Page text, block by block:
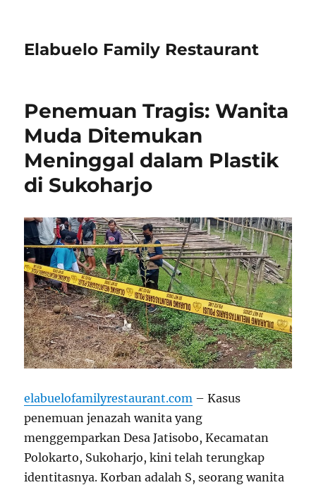
Elabuelo Family Restaurant
Penemuan Tragis: Wanita
Muda Ditemukan
Meninggal dalam Plastik
di Sukoharjo
elabuelofamilyrestaurant.com – Kasus
penemuan jenazah wanita yang
menggemparkan Desa Jatisobo, Kecamatan
Polokarto, Sukoharjo, kini telah terungkap
identitasnya. Korban adalah S, seorang wanita